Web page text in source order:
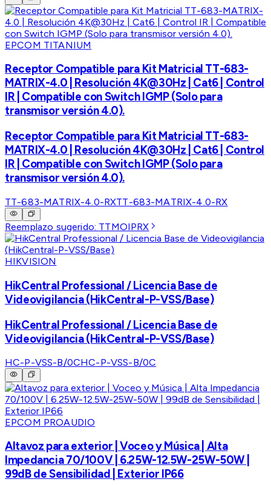
EPCOM TITANIUM
Receptor Compatible para Kit Matricial TT-683-
MATRIX-4.0 | Resolución 4K@30Hz | Cat6 | Control
IR | Compatible con Switch IGMP (Solo para
transmisor versión 4.0).
Receptor Compatible para Kit Matricial TT-683-
MATRIX-4.0 | Resolución 4K@30Hz | Cat6 | Control
IR | Compatible con Switch IGMP (Solo para
transmisor versión 4.0).
TT-683-MATRIX-4.0-RXTT-683-MATRIX-4.0-RX
Reemplazo sugerido: TTMOIPRX
HIKVISION
HikCentral Professional / Licencia Base de
Videovigilancia (HikCentral-P-VSS/Base)
HikCentral Professional / Licencia Base de
Videovigilancia (HikCentral-P-VSS/Base)
HC-P-VSS-B/0CHC-P-VSS-B/0C
EPCOM PROAUDIO
Altavoz para exterior | Voceo y Música | Alta
Impedancia 70/100V | 6.25W-12.5W-25W-50W |
99dB de Sensibilidad | Exterior IP66